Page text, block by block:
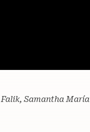
Samantha María